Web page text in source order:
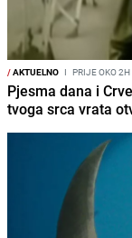
/AKTUELNO I PRIJE OKO 2H
Pjesma dana i
tvoga srca vrata